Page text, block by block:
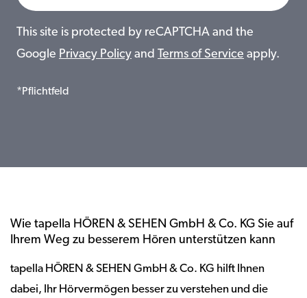
This site is protected by reCAPTCHA and the
Google Privacy Policy and Terms of Service apply.
*Pflichtfeld
Wie tapella HÖREN & SEHEN GmbH & Co. KG Sie auf
Ihrem Weg zu besserem Hören unterstützen kann
tapella HÖREN & SEHEN GmbH & Co. KG hilft Ihnen
dabei, Ihr Hörvermögen besser zu verstehen und die